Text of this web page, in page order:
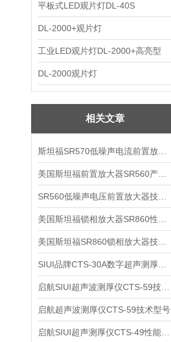
平板式LED观片灯DL-40S
DL-2000+观片灯
工业LED观片灯DL-2000+高亮型
DL-2000观片灯
相关文章
启航超声波测厚仪CTS-59技术型号